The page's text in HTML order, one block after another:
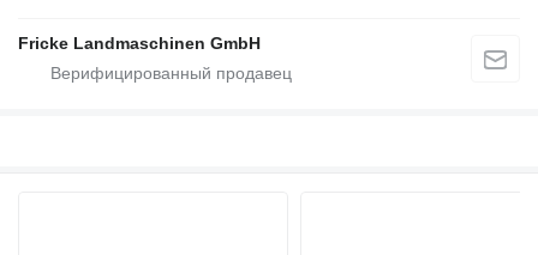
Fricke Landmaschinen GmbH